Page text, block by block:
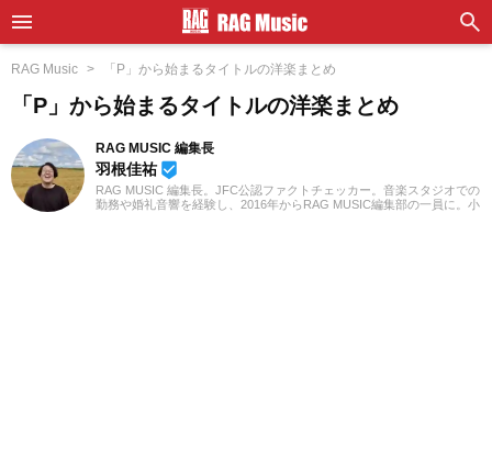
RAG Music 「P」から始まるタイトルの洋楽まとめ
「P」から始まるタイトルの洋楽まとめ
RAG MUSIC 編集長
羽根佳祐 beenhere
RAG MUSIC 編集長。JFC公認ファクトチェッカー。音楽スタジオでの
勤務や婚礼音響を経験し、2016年からRAG MUSIC編集部の一員に。小